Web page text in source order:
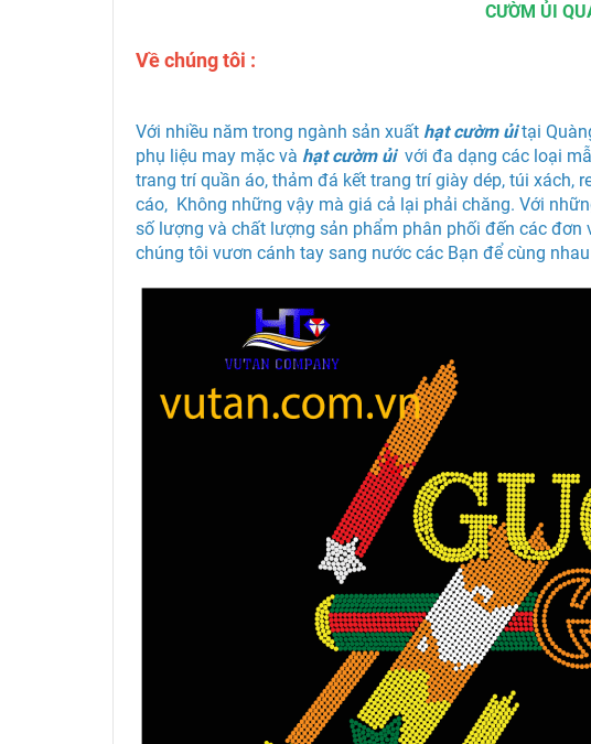
CƯỜM ỦI
Về chúng tôi :
Với nhiều năm trong ngành sản xuất hạt cườm ủitại
phụ liệu may mặc và hạt cườm ủi với đa dạng các loại
trang trí quần áo, thảm đá kết trang trí giày dép, túi xách,
cáo, Không những vậy mà giá cả lại phải chăng. Với
số lượng và chất lượng sản phẩm phân phối đến các
chúng tôi vươn cánh tay sang nước các Bạn để cùng